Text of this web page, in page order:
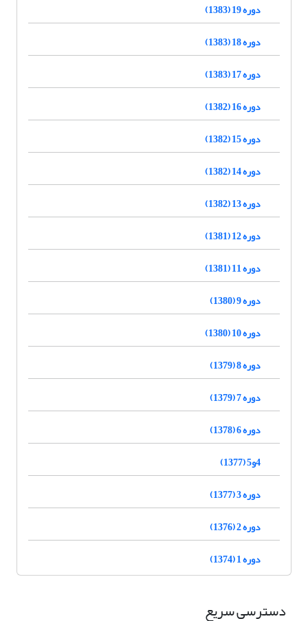
دوره 19 (1383)
دوره 18 (1383)
دوره 17 (1383)
دوره 16 (1382)
دوره 15 (1382)
دوره 14 (1382)
دوره 13 (1382)
دوره 12 (1381)
دوره 11 (1381)
دوره 9 (1380)
دوره 10 (1380)
دوره 8 (1379)
دوره 7 (1379)
دوره 6 (1378)
4و5 (1377)
دوره 3 (1377)
دوره 2 (1376)
دوره 1 (1374)
دسترسی سریع